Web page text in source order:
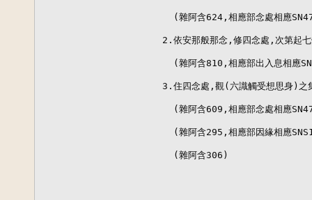
(雜阿含624,相應部念處相應
2.依安那般那念,修四念處,次第起
(雜阿含810,相應部出入息相應
3.住四念處,觀(六識觸受想思身)之
(雜阿含609,相應部念處相應
(雜阿含295,相應部因緣相應
  (雜阿含306)